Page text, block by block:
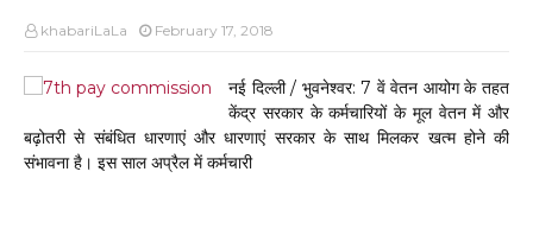
khabariLaLa February 17, 2018
नई दिल्ली / भुवनेश्वर: 7 वें वेतन आयोग के तहत
केंद्र सरकार के कर्मचारियों के मूल वेतन में और
बढ़ोतरी से संबंधित धारणाएं और धारणाएं सरकार के साथ मिलकर खत्म होने की
संभावना है। इस साल अप्रैल में कर्मचारी